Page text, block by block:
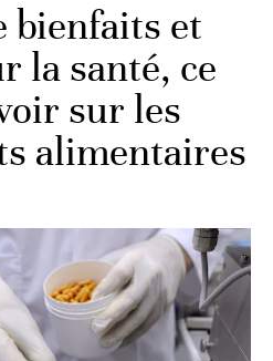
bienfaits et
la santé, ce
sur les
alimentaires